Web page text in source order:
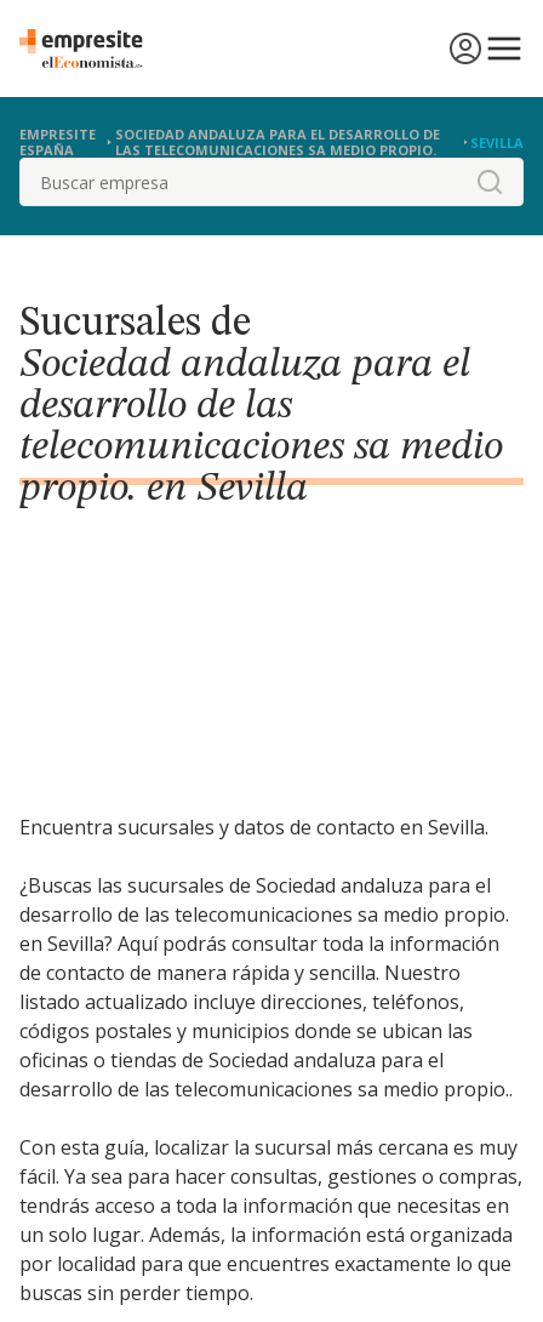
EMPRESITE
ESPAÑA
SOCIEDAD ANDALUZA PARA EL DESARROLLO DE
LAS TELECOMUNICACIONES SA MEDIO PROPIO.
SEVILLA
Buscar
Sucursales de
Sociedad andaluza para el
desarrollo de las
telecomunicaciones sa medio
propio. en Sevilla
Encuentra sucursales y datos de contacto en Sevilla.
¿Buscas las sucursales de Sociedad andaluza para el
desarrollo de las telecomunicaciones sa medio propio.
en Sevilla? Aquí podrás consultar toda la información
de contacto de manera rápida y sencilla. Nuestro
listado actualizado incluye direcciones, teléfonos,
códigos postales y municipios donde se ubican las
oficinas o tiendas de Sociedad andaluza para el
desarrollo de las telecomunicaciones sa medio propio..
Con esta guía, localizar la sucursal más cercana es muy
fácil. Ya sea para hacer consultas, gestiones o compras,
tendrás acceso a toda la información que necesitas en
un solo lugar. Además, la información está organizada
por localidad para que encuentres exactamente lo que
buscas sin perder tiempo.